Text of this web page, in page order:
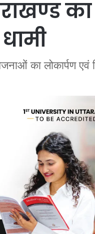
का लोकार्पण एवं